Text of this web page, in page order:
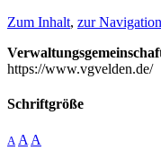
Zum Inhalt, zur Navigation
https://www.vgvelden.de/
Schriftgröße
A A A